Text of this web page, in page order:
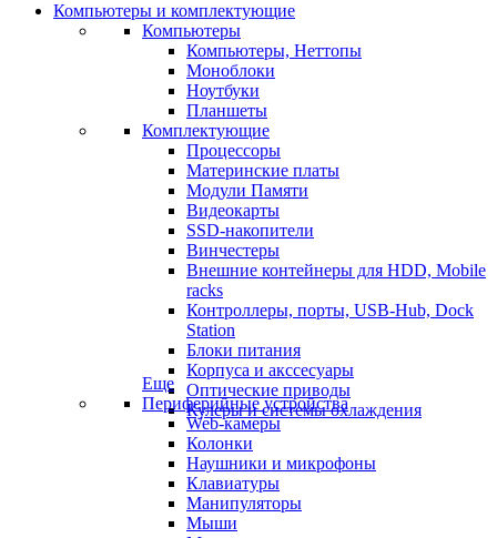
Компьютеры и комплектующие
Компьютеры
Компьютеры, Неттопы
Моноблоки
Ноутбуки
Планшеты
Комплектующие
Процессоры
Материнские платы
Модули Памяти
Видеокарты
SSD-накопители
Винчестеры
Внешние контейнеры для HDD, Mobile
racks
Контроллеры, порты, USB-Hub, Dock
Station
Блоки питания
Корпуса и акссесуары
Оптические приводы
Кулеры и системы охлаждения
Еще
Периферийные устройства
Web-камеры
Колонки
Наушники и микрофоны
Клавиатуры
Манипуляторы
Мыши